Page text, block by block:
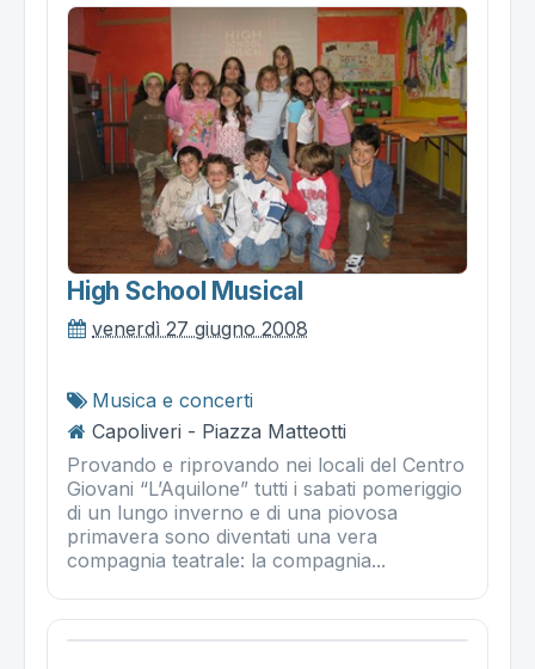
High School Musical
venerdì 27 giugno 2008
Musica e concerti
Capoliveri - Piazza Matteotti
Provando e riprovando nei locali del Centro
Giovani “L’Aquilone” tutti i sabati pomeriggio
di un lungo inverno e di una piovosa
primavera sono diventati una vera
compagnia teatrale: la compagnia...